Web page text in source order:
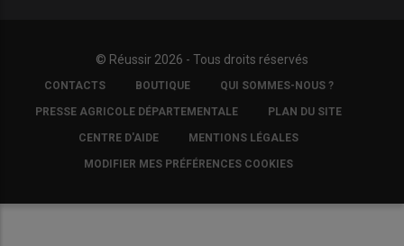
© Réussir 2026 - Tous droits réservés
FOOTER
COPYRIGHT
CONTACTS BOUTIQUE QUI SOMMES-NOUS ?
PRESSE AGRICOLE DÉPARTEMENTALE PLAN DU SITE
CENTRE D'AIDE MENTIONS LÉGALES
MODIFIER MES PRÉFÉRENCES COOKIES